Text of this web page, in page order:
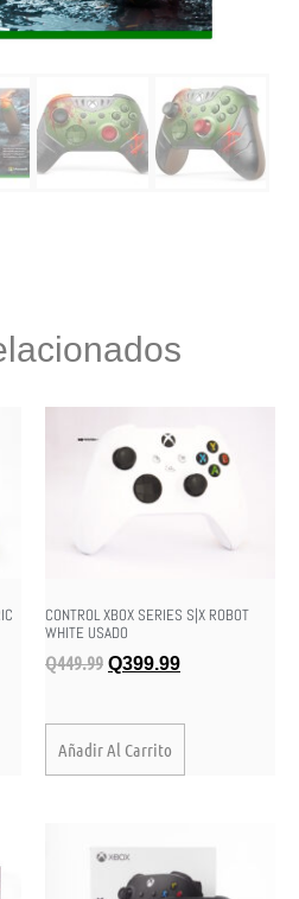
CONTROL XBOX SERIES S|X ROBOT
WHITE USADO
Q449.99 Q399.99
Añadir Al Carrito